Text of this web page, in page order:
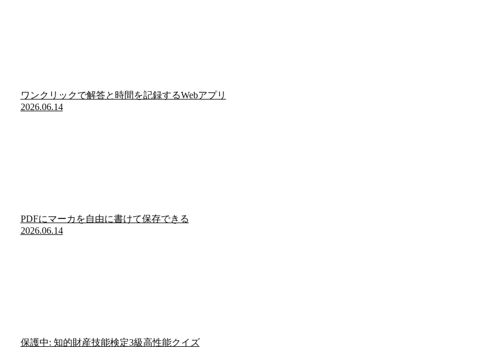
ワンクリックで解答と時間を記録するWebアプリ
2026.06.14
PDFにマーカを自由に書けて保存できる
2026.06.14
保護中: 知的財産技能検定3級高性能クイズ